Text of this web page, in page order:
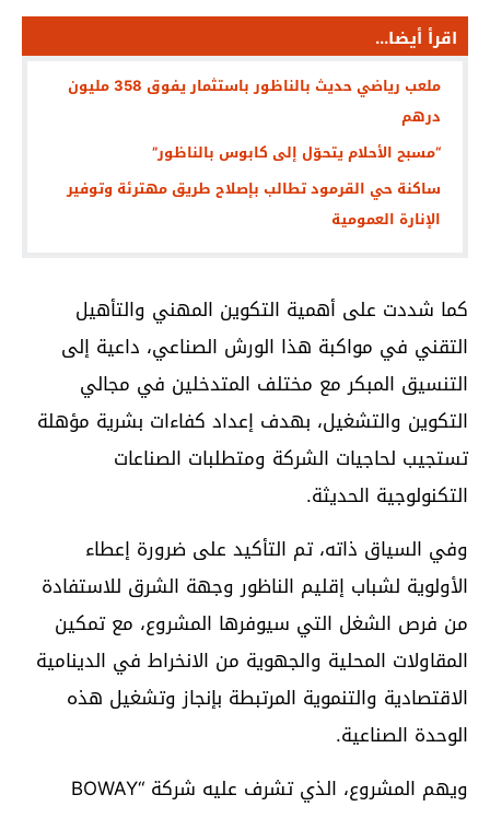
اقرأ أيضا...
ملعب رياضي حديث بالناظور باستثمار يفوق 358 مليون
درهم
“مسبح الأحلام يتحوّل إلى كابوس بالناظور”
ساكنة حي القرمود تطالب بإصلاح طريق مهترئة وتوفير
الإنارة العمومية
كما شددت على أهمية التكوين المهني والتأهيل
التقني في مواكبة هذا الورش الصناعي، داعية إلى
التنسيق المبكر مع مختلف المتدخلين في مجالي
التكوين والتشغيل، بهدف إعداد كفاءات بشرية مؤهلة
تستجيب لحاجيات الشركة ومتطلبات الصناعات
التكنولوجية الحديثة.
وفي السياق ذاته، تم التأكيد على ضرورة إعطاء
الأولوية لشباب إقليم الناظور وجهة الشرق للاستفادة
من فرص الشغل التي سيوفرها المشروع، مع تمكين
المقاولات المحلية والجهوية من الانخراط في الدينامية
الاقتصادية والتنموية المرتبطة بإنجاز وتشغيل هذه
الوحدة الصناعية.
ويهم المشروع، الذي تشرف عليه شركة “BOWAY